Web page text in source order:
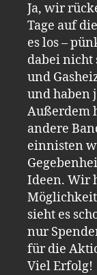
Ja, wir
Tage auf
es los –
dabei nicht
und
und haben
Außerdem
andere
einnisten
Ideen. Wir
sieht es
nur
für die
Viel Erfolg!